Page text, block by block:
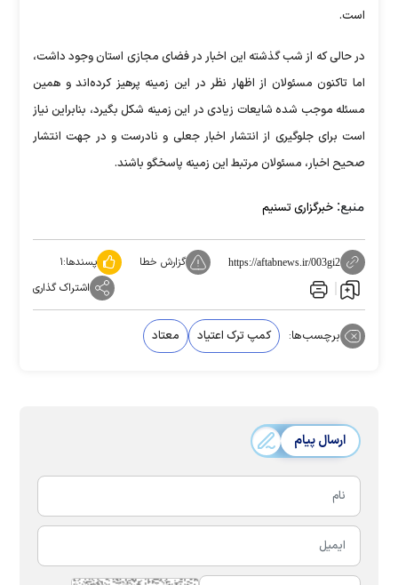
است.
در حالی که از شب گذشته این اخبار در فضای مجازی استان وجود داشت،
اما تاکنون مسئولان از اظهار نظر در این زمینه پرهیز کرده‌اند و همین
مسئله موجب شده شایعات زیادی در این زمینه شکل بگیرد، بنابراین نیاز
است برای جلوگیری از انتشار اخبار جعلی و نادرست و در جهت انتشار
صحیح اخبار، مسئولان مرتبط این زمینه پاسخگو باشند.
منبع: خبرگزاری تسنیم
https://aftabnews.ir/003gi2 گزارش خطا پسندها:۱
اشتراک گذاری
برچسب‌ها: کمپ ترک اعتیاد معتاد
ارسال پیام